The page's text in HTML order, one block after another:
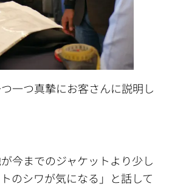
一つ真摯にお客さんに説明し
今までのジャケットより少し
のシワが気になる」と話して